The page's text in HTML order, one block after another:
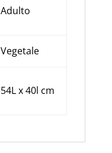
Adulto
Vegetale
54L x 40l cm